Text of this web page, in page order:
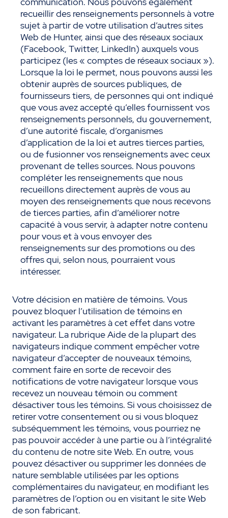
recueillir des renseignements personnels à votre
sujet à partir de votre utilisation d’autres sites
Web de Hunter, ainsi que des réseaux sociaux
(Facebook, Twitter, LinkedIn) auxquels vous
participez (les « comptes de réseaux sociaux »).
Lorsque la loi le permet, nous pouvons aussi les
obtenir auprès de sources publiques, de
fournisseurs tiers, de personnes qui ont indiqué
que vous avez accepté qu’elles fournissent vos
renseignements personnels, du gouvernement,
d’une autorité fiscale, d’organismes
d’application de la loi et autres tierces parties,
ou de fusionner vos renseignements avec ceux
provenant de telles sources. Nous pouvons
compléter les renseignements que nous
recueillons directement auprès de vous au
moyen des renseignements que nous recevons
de tierces parties, afin d’améliorer notre
capacité à vous servir, à adapter notre contenu
pour vous et à vous envoyer des
renseignements sur des promotions ou des
offres qui, selon nous, pourraient vous
intéresser.
Votre décision en matière de témoins. Vous
pouvez bloquer l’utilisation de témoins en
activant les paramètres à cet effet dans votre
navigateur. La rubrique Aide de la plupart des
navigateurs indique comment empêcher votre
navigateur d’accepter de nouveaux témoins,
comment faire en sorte de recevoir des
notifications de votre navigateur lorsque vous
recevez un nouveau témoin ou comment
désactiver tous les témoins. Si vous choisissez de
retirer votre consentement ou si vous bloquez
subséquemment les témoins, vous pourriez ne
pas pouvoir accéder à une partie ou à l’intégralité
du contenu de notre site Web. En outre, vous
pouvez désactiver ou supprimer les données de
nature semblable utilisées par les options
complémentaires du navigateur, en modifiant les
paramètres de l’option ou en visitant le site Web
de son fabricant.